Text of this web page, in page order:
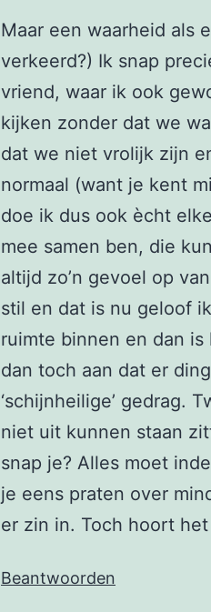
Maar een waarheid als
verkeerd?) Ik snap
vriend, waar ik ook
kijken zonder dat we
dat we niet vrolijk zijn
normaal (want je kent
doe ik dus ook ècht
mee samen ben, die
altijd zo’n gevoel op
stil en dat is nu geloof
ruimte binnen en dan
dan toch aan dat er
‘schijnheilige’ gedrag.
niet uit kunnen staan
snap je? Alles moet
je eens praten over
er zin in. Toch hoort
Beantwoorden